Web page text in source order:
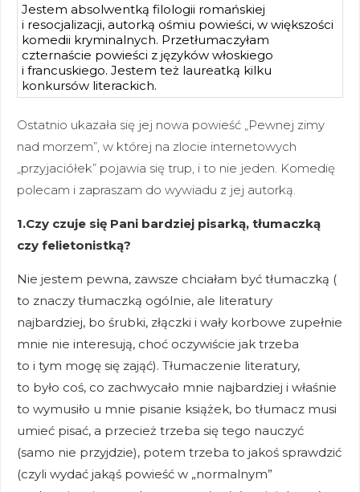
Jestem absolwentką filologii romańskiej
i resocjalizacji, autorką ośmiu powieści, w większości
komedii kryminalnych. Przetłumaczyłam
czternaście powieści z języków włoskiego
i francuskiego. Jestem też laureatką kilku
konkursów literackich.
Ostatnio ukazała się jej nowa powieść „Pewnej zimy
nad morzem”, w której na zlocie internetowych
„przyjaciółek” pojawia się trup, i to nie jeden. Komedię
polecam i zapraszam do wywiadu z jej autorką.
1.Czy czuje się Pani bardziej pisarką, tłumaczką
czy felietonistką?
Nie jestem pewna, zawsze chciałam być tłumaczką (
to znaczy tłumaczką ogólnie, ale literatury
najbardziej, bo śrubki, złączki i wały korbowe zupełnie
mnie nie interesują, choć oczywiście jak trzeba
to i tym mogę się zająć). Tłumaczenie literatury,
to było coś, co zachwycało mnie najbardziej i właśnie
to wymusiło u mnie pisanie książek, bo tłumacz musi
umieć pisać, a przecież trzeba się tego nauczyć
(samo nie przyjdzie), potem trzeba to jakoś sprawdzić
(czyli wydać jakąś powieść w „normalnym”